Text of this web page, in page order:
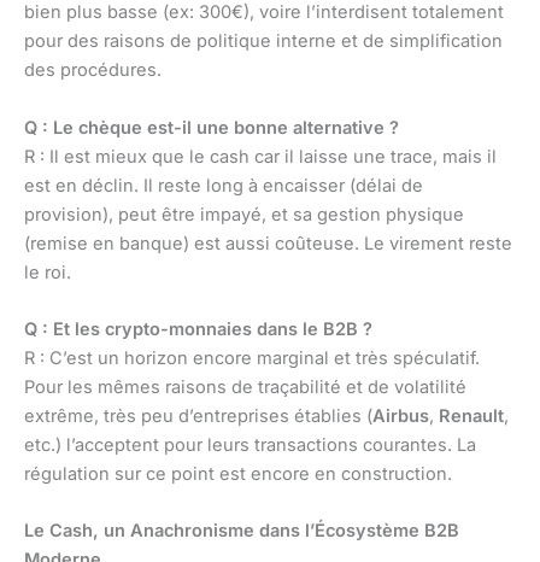
bien plus basse (ex: 300€), voire l’interdisent totalement
pour des raisons de politique interne et de simplification
des procédures.
Q : Le chèque est-il une bonne alternative ?
R : Il est mieux que le cash car il laisse une trace, mais il
est en déclin. Il reste long à encaisser (délai de
provision), peut être impayé, et sa gestion physique
(remise en banque) est aussi coûteuse. Le virement reste
le roi.
Q : Et les crypto-monnaies dans le B2B ?
R : C’est un horizon encore marginal et très spéculatif.
Pour les mêmes raisons de traçabilité et de volatilité
extrême, très peu d’entreprises établies (Airbus, Renault,
etc.) l’acceptent pour leurs transactions courantes. La
régulation sur ce point est encore en construction.
Le Cash, un Anachronisme dans l’Écosystème B2B